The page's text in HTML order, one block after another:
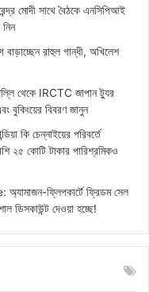
মোদী সাথে বৈঠকে এনসিপিআই
রাহুল গান্ধী, অখিলেশ
থেকে IRCTC জাপান ট্যুর
বিবরণ জানুন
কি চেন্নাইয়ের পরিবর্তে
২৫ কোটি টাকার পারিশ্রমিকও
ফ্লিপকার্টে ফ্রিডম সেল
ডিসকাউন্ট দেওয়া হচ্ছে!